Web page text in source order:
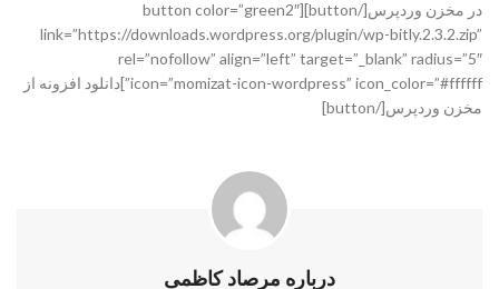
در مخزن وردپرس[/button][button color=”green2″
link=”https://downloads.wordpress.org/plugin/wp-bitly.2.3.2.zip”
rel=”nofollow” align=”left” target=”_blank” radius=”5″
icon=”momizat-icon-wordpress” icon_color=”#ffffff”]دانلود افزونه از
مخزن وردپرس[/button]
درباره مرصاد کاظمی